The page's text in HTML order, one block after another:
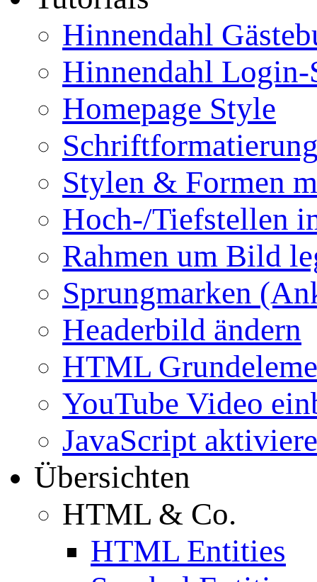
Hinnendahl
Hinnendahl Login-
Homepage Style
Stylen & Formen
Hoch-/Tiefstellen
Rahmen um Bild
Sprungmarken
Headerbild ändern
HTML
YouTube Video
JavaScript
Übersichten
HTML & Co.
HTML Entities